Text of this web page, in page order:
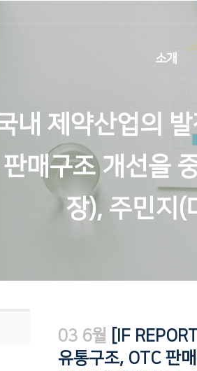
소개
내 제약산업의
매구조 개선을
장), 주민지(
03 6월 [IF
유통구조, OTC 판